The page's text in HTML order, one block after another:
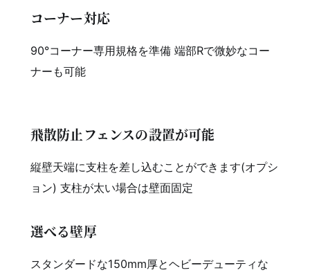
コーナー対応
90°コーナー専用規格を準備 端部Rで微妙なコー
ナーも可能
飛散防止フェンスの設置が可能
縦壁天端に支柱を差し込むことができます(オプシ
ョン) 支柱が太い場合は壁面固定
選べる壁厚
スタンダードな150mm厚とヘビーデューティな